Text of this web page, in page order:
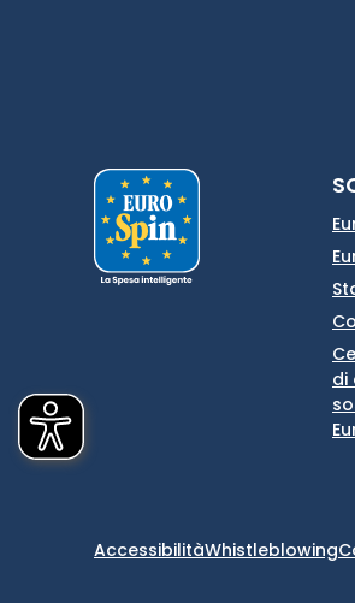
di
AccessibilitàWhistleblowing